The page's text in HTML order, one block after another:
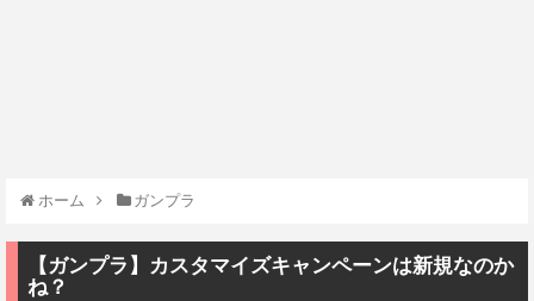
ホーム ガンプラ
【ガンプラ】カスタマイズキャンペーンは新規なのか
ね？